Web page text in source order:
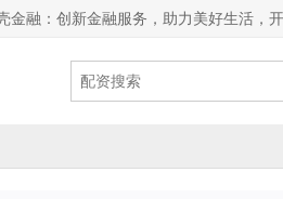
金融：创新金融服务，助力美好生活，